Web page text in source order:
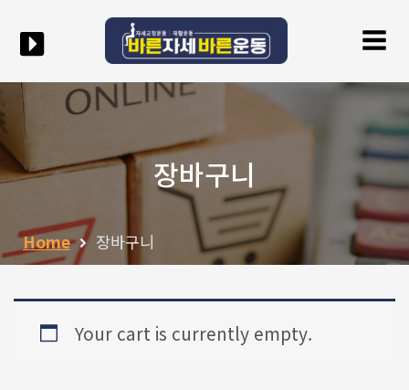
건너뛰기
장바구니
Home 장바구니
Your cart is currently empty.